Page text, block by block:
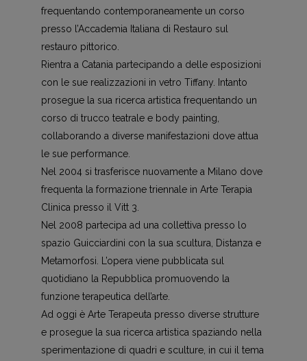
frequentando contemporaneamente un corso
presso l’Accademia Italiana di Restauro sul
restauro pittorico.
Rientra a Catania partecipando a delle esposizioni
con le sue realizzazioni in vetro Tiffany. Intanto
prosegue la sua ricerca artistica frequentando un
corso di trucco teatrale e body painting,
collaborando a diverse manifestazioni dove attua
le sue performance.
Nel 2004 si trasferisce nuovamente a Milano dove
frequenta la formazione triennale in Arte Terapia
Clinica presso il Vitt 3.
Nel 2008 partecipa ad una collettiva presso lo
spazio Guicciardini con la sua scultura, Distanza e
Metamorfosi. L’opera viene pubblicata sul
quotidiano la Repubblica promuovendo la
funzione terapeutica dell’arte.
Ad oggi è Arte Terapeuta presso diverse strutture
e prosegue la sua ricerca artistica spaziando nella
sperimentazione di quadri e sculture, in cui il tema